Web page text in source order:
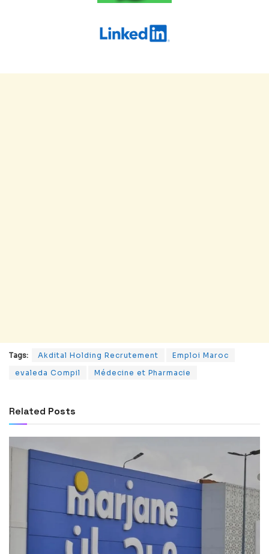
Tags: Akdital Holding Recrutement
Emploi Maroc
evaleda Compil
Médecine et Pharmacie
Related Posts